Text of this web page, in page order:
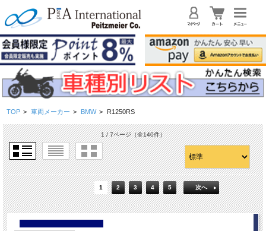
TOP > 車両メーカー > BMW > R1250RS
1 / 7ページ（全140件）
1 2 3 4 5 次へ